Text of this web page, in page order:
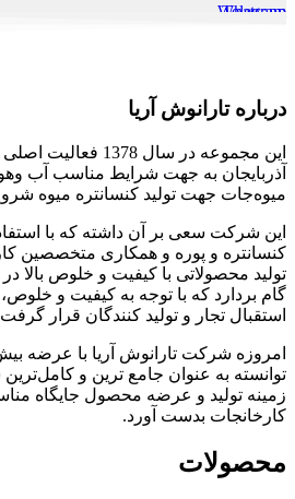
Telegram
Whatsapp
درباره تارانوش آریا
این مجموعه در سال
آذربایجان به جهت شرایط مناسب آب
میوه‌جات جهت تولید کنسانتره میوه
این شرکت سعی بر آن داشته که با
کنسانتره و پوره و همکاری متخصصین
تولید محصولاتی با کیفیت و خلوص بالا
گام بردارد که با توجه به کیفیت و
استقبال تجار و تولید کنندگان قرار
توانسته به عنوان جامع ترین و
زمینه تولید و عرضه محصول جایگاه
کارخانجات بدست آورد.
محصولات